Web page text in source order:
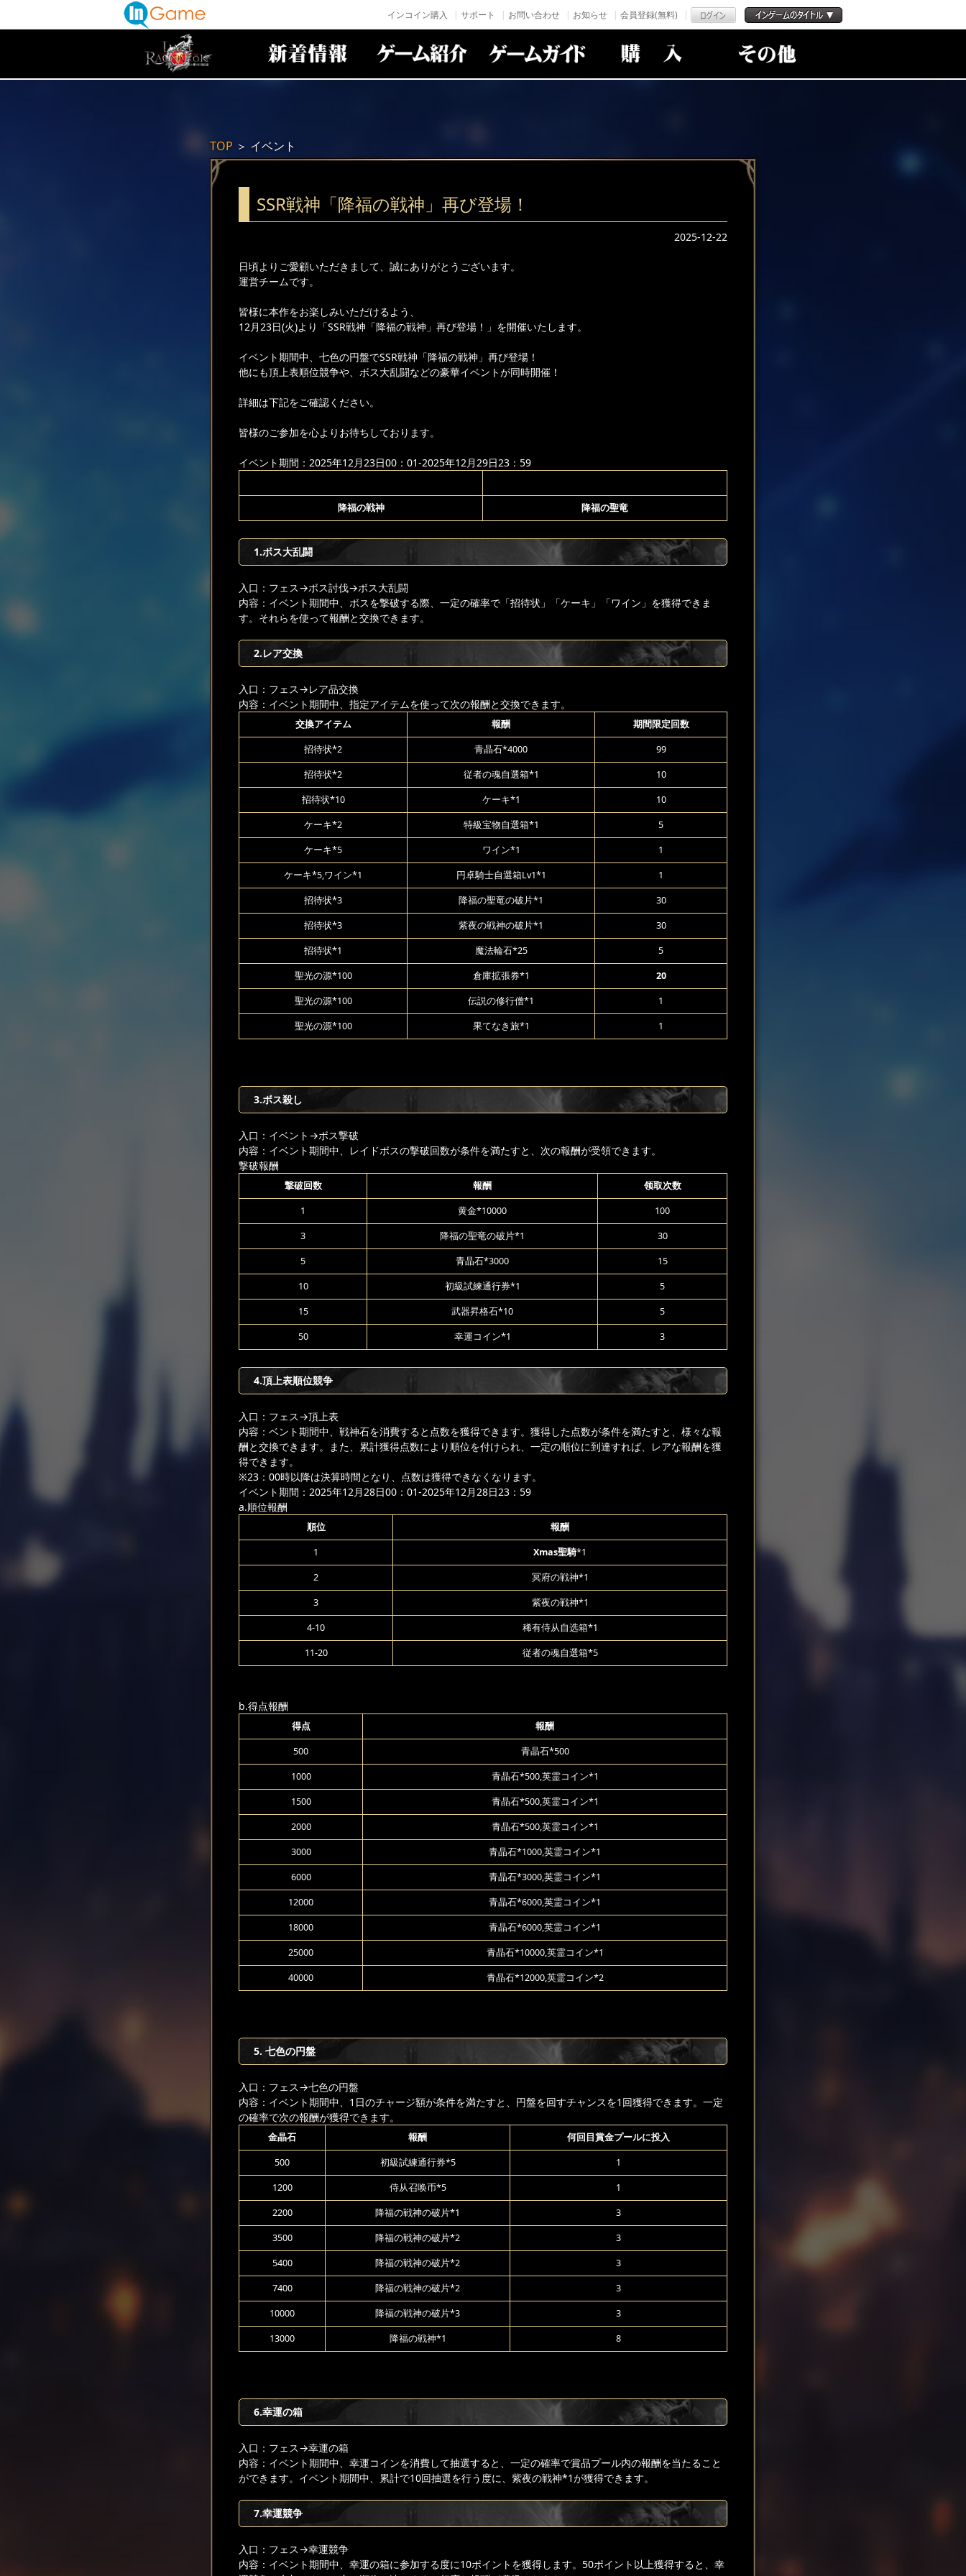
インコイン購入 サポート お問い合わせ お知らせ 会員登録(無料)
TOP ＞ イベント
SSR戦神「降福の戦神」再び登場！
2025-12-22
日頃よりご愛顧いただきまして、誠にありがとうございます。
運営チームです。
皆様に本作をお楽しみいただけるよう、
12月23日(火)より「SSR戦神「降福の戦神」再び登場！」を開催いたします。
イベント期間中、七色の円盤でSSR戦神「降福の戦神」再び登場！
他にも頂上表順位競争や、ボス大乱闘などの豪華イベントが同時開催！
詳細は下記をご確認ください。
皆様のご参加を心よりお待ちしております。
イベント期間：2025年12月23日00：01-2025年12月29日23：59
降福の戦神 降福の聖竜
1.ボス大乱闘
入口：フェス→ボス討伐→ボス大乱闘
内容：イベント期間中、ボスを撃破する際、一定の確率で「招待状」「ケーキ」「ワイン」を獲得できま
す。それらを使って報酬と交換できます。
2.レア交換
入口：フェス→レア品交換
内容：イベント期間中、指定アイテムを使って次の報酬と交換できます。
交換アイテム 報酬 期間限定回数
招待状*2 青晶石*4000 99
招待状*2 従者の魂自選箱*1 10
招待状*10 ケーキ*1 10
ケーキ*2 特級宝物自選箱*1 5
ケーキ*5 ワイン*1 1
ケーキ*5,ワイン*1 円卓騎士自選箱Lv1*1 1
招待状*3 降福の聖竜の破片*1 30
招待状*3 紫夜の戦神の破片*1 30
招待状*1 魔法輪石*25 5
聖光の源*100 倉庫拡張券*1 20
聖光の源*100 伝説の修行僧*1 1
聖光の源*100 果てなき旅*1 1
3.ボス殺し
入口：イベント →ボス撃破
内容：イベント期間中、レイドボスの撃破回数が条件を満たすと、次の報酬が受領できます。
撃破報酬
撃破回数 報酬 领取次数
1 黄金*10000 100
3 降福の聖竜の破片*1 30
5 青晶石*3000 15
10 初級試練通行券*1 5
15 武器昇格石*10 5
50 幸運コイン*1 3
4.頂上表順位競争
入口：フェス→頂上表
内容：ベント期間中、戦神石を消費すると点数を獲得できます。獲得した点数が条件を満たすと、様々な報
酬と交換できます。また、累計獲得点数により順位を付けられ、一定の順位に到達すれば、レアな報酬を獲
得できます。
※23：00時以降は決算時間となり、点数は獲得できなくなります。
イベント期間：2025年12月28日00：01-2025年12月28日23：59
a.順位報酬
順位 報酬
1 Xmas聖騎*1
2 冥府の戦神*1
3 紫夜の戦神*1
4-10 稀有侍从自选箱*1
11-20 従者の魂自選箱*5
b.得点報酬
得点 報酬
500 青晶石*500
1000 青晶石*500,英霊コイン*1
1500 青晶石*500,英霊コイン*1
2000 青晶石*500,英霊コイン*1
3000 青晶石*1000,英霊コイン*1
6000 青晶石*3000,英霊コイン*1
12000 青晶石*6000,英霊コイン*1
18000 青晶石*6000,英霊コイン*1
25000 青晶石*10000,英霊コイン*1
40000 青晶石*12000,英霊コイン*2
5. 七色の円盤
入口：フェス→七色の円盤
内容：イベント期間中、1日のチャージ額が条件を満たすと、円盤を回すチャンスを1回獲得できます。一定
の確率で次の報酬が獲得できます。
金晶石 報酬 何回目賞金プールに投入
500 初級試練通行券*5 1
1200 侍从召唤币*5 1
2200 降福の戦神の破片*1 3
3500 降福の戦神の破片*2 3
5400 降福の戦神の破片*2 3
7400 降福の戦神の破片*2 3
10000 降福の戦神の破片*3 3
13000 降福の戦神*1 8
6.幸運の箱
入口：フェス→幸運の箱
内容：イベント期間中、幸運コインを消費して抽選すると、一定の確率で賞品プール内の報酬を当たること
ができます。イベント期間中、累計で10回抽選を行う度に、紫夜の戦神*1が獲得できます。
7.幸運競争
入口：フェス→幸運競争
内容：イベント期間中、幸運の箱に参加する度に10ポイントを獲得します。50ポイント以上獲得すると、幸